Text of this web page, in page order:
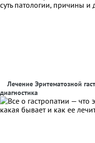
Лечение Эритематозной
диагностика